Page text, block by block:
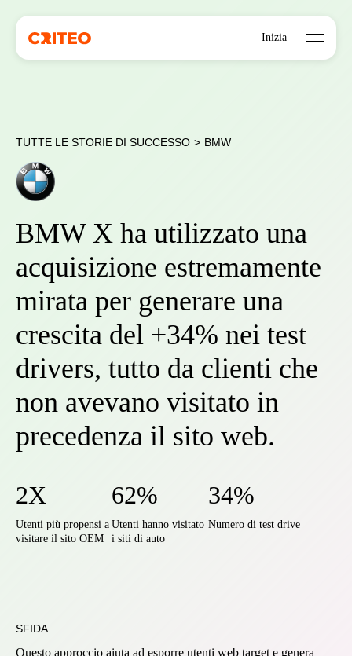
Inizia Open
TUTTE LE STORIE DI SUCCESSO > BMW
BMW X ha utilizzato una
acquisizione estremamente
mirata per generare una
crescita del +34% nei test
drivers, tutto da clienti che
non avevano visitato in
precedenza il sito web.
2X
Utenti più propensi a
visitare il sito OEM
62%
Utenti hanno visitato
i siti di auto
34%
Numero di test drive
SFIDA
Questo approccio aiuta ad esporre utenti web target e genera